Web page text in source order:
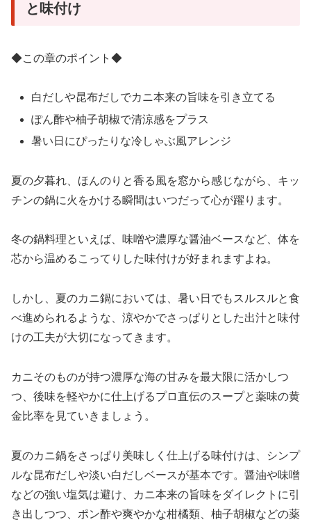
と味付け
◆この章のポイント◆
白だしや昆布だしでカニ本来の旨味を引き立てる
ぽん酢や柚子胡椒で清涼感をプラス
暑い日にぴったりな冷しゃぶ風アレンジ
夏の夕暮れ、ほんのりと香る風を窓から感じながら、キッ
チンの鍋に火をかける瞬間はいつだって心が躍ります。
冬の鍋料理といえば、味噌や濃厚な醤油ベースなど、体を
芯から温めるこってりした味付けが好まれますよね。
しかし、夏のカニ鍋においては、暑い日でもスルスルと食
べ進められるような、涼やかでさっぱりとした出汁と味付
けの工夫が大切になってきます。
カニそのものが持つ濃厚な海の甘みを最大限に活かしつ
つ、後味を軽やかに仕上げるプロ直伝のスープと薬味の黄
金比率を見ていきましょう。
夏のカニ鍋をさっぱり美味しく仕上げる味付けは、シンプ
ルな昆布だしや淡い白だしベースが基本です。醤油や味噌
などの強い塩気は避け、カニ本来の旨味をダイレクトに引
き出しつつ、ポン酢や爽やかな柑橘類、柚子胡椒などの薬